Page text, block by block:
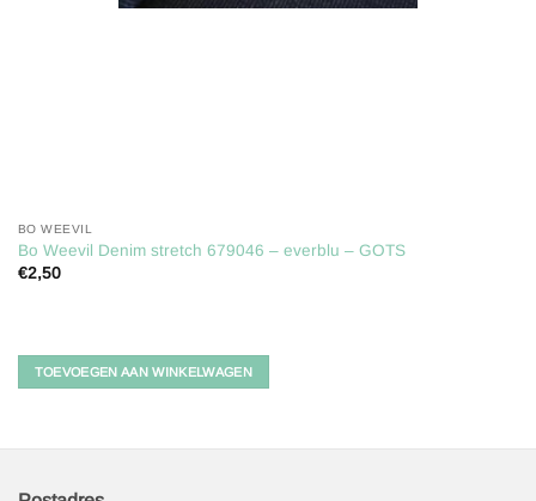
BO WEEVIL
Bo Weevil Denim stretch 679046 – everblu – GOTS
€2,50
TOEVOEGEN AAN WINKELWAGEN